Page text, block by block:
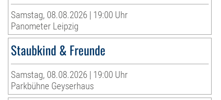
Samstag, 08.08.2026 | 19:00 Uhr
Panometer Leipzig
Staubkind & Freunde
Samstag, 08.08.2026 | 19:00 Uhr
Parkbühne Geyserhaus